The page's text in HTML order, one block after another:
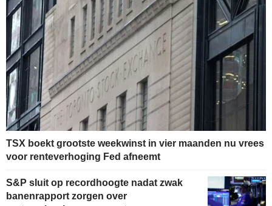
TSX boekt grootste weekwinst in vier maanden nu vrees
voor renteverhoging Fed afneemt
S&P sluit op recordhoogte nadat zwak
banenrapport zorgen over